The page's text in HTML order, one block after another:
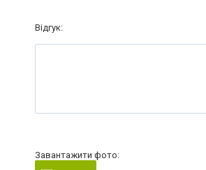
Відгук:
Завантажити фото: